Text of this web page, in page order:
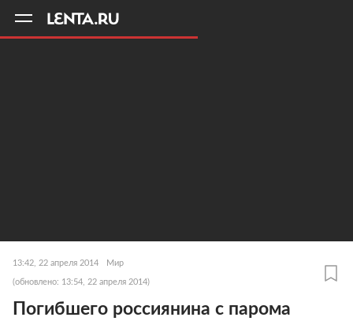
13:42, 22 апреля 2014 Мир
(обновлено: 13:54, 22 апреля 2014)
Погибшего россиянина с парома